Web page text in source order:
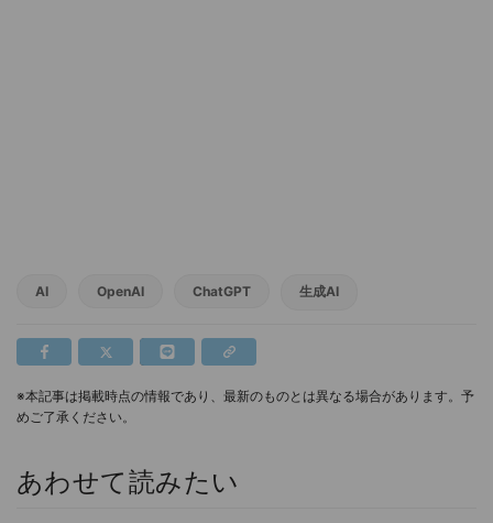
AI OpenAI ChatGPT 生成AI
※本記事は掲載時点の情報であり、最新のものとは異なる場合があります。予
めご了承ください。
あわせて読みたい